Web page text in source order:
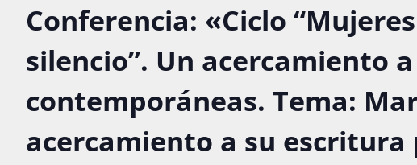
Conferencia: «Ciclo
silencio”. Un acercamiento
contemporáneas. Tema:
acercamiento a su